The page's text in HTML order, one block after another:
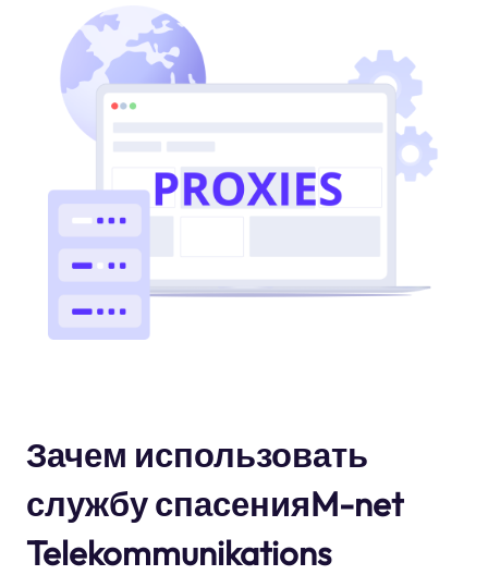
Зачем использовать
службу спасенияM-net
Telekommunikations